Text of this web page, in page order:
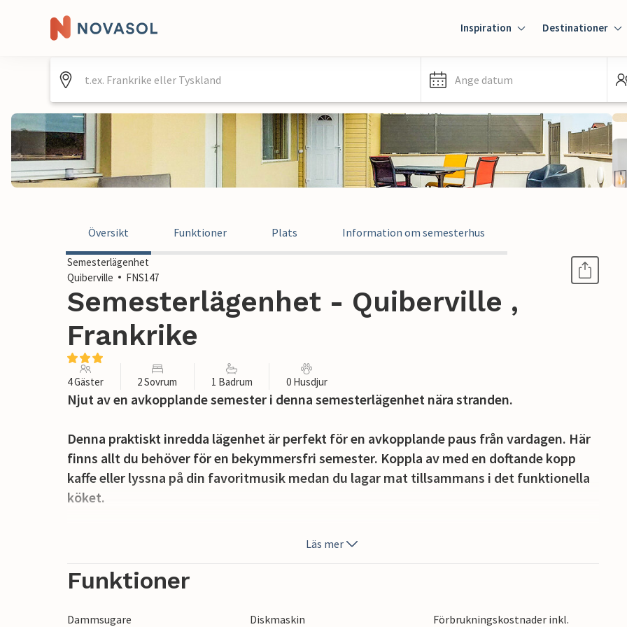
Inspiration Destinationer
Ange datum
Översikt Funktioner Plats Information om semesterhus
Semesterlägenhet
Quiberville
FNS147
Semesterlägenhet - Quiberville ,
Frankrike
4 Gäster 2 Sovrum 1 Badrum 0 Husdjur
Njut av en avkopplande semester i denna semesterlägenhet nära stranden.
Denna praktiskt inredda lägenhet är perfekt för en avkopplande paus från vardagen. Här
finns allt du behöver för en bekymmersfri semester. Koppla av med en doftande kopp
kaffe eller lyssna på din favoritmusik medan du lagar mat tillsammans i det funktionella
köket.
Ät frukost i solskenet på terrassen och njut av närheten till stranden. Luta dig tillbaka
en frisk havsbris väntar på dig där och inbjuder dig att simma, promenera eller bara
Läs mer
Funktioner
Dammsugare Diskmaskin
Förbrukningskostnader inkl.